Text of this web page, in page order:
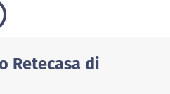
Retecasa di